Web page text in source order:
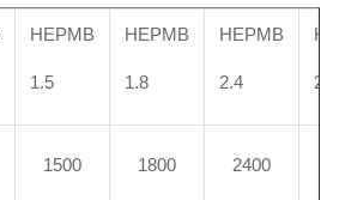
HEPMB
1.5
HEPMB
1.8
HEPMB
2.4 2.5
1500 1800 2400